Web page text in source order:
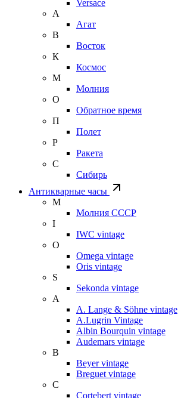
Versace
А
Агат
В
Восток
К
Космос
М
Молния
О
Обратное время
П
Полет
Р
Ракета
С
Сибирь
Антикварные часы
М
Молния СССР
I
IWC vintage
O
Omega vintage
Oris vintage
S
Sekonda vintage
A
A. Lange & Söhne vintage
A.Lugrin Vintage
Albin Bourquin vintage
Audemars vintage
B
Beyer vintage
Breguet vintage
C
Cortebert vintage